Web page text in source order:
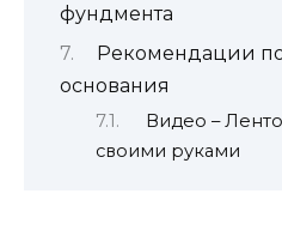
фундмента
Рекомендации
основания
Видео –
своими руками